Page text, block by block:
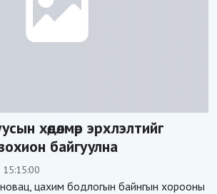
хөдөлмөр эрхлэлтийг
зохион байгуулна
цахим бодлогын байнгын хорооны